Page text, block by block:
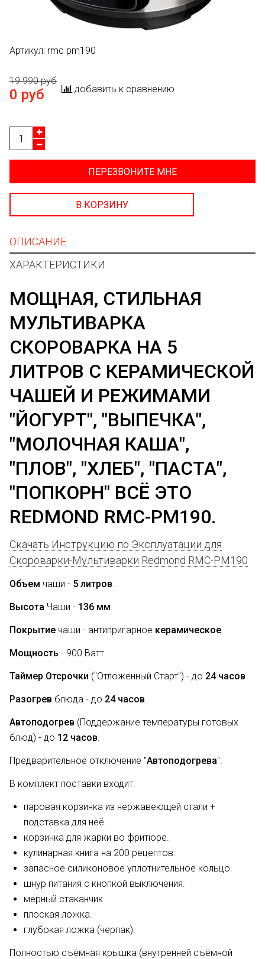
Артикул: rmc pm190
19 990 руб
0 руб добавить к сравнению
ПЕРЕЗВОНИТЕ МНЕ
В КОРЗИНУ
ОПИСАНИЕ
ХАРАКТЕРИСТИКИ
МОЩНАЯ, СТИЛЬНАЯ
МУЛЬТИВАРКА
СКОРОВАРКА НА 5
ЛИТРОВ С КЕРАМИЧЕСКОЙ
ЧАШЕЙ И РЕЖИМАМИ
"ЙОГУРТ", "ВЫПЕЧКА",
"МОЛОЧНАЯ КАША",
"ПЛОВ", "ХЛЕБ", "ПАСТА",
"ПОПКОРН" ВСЁ ЭТО
REDMOND RMC-PM190.
Скачать Инструкцию по Эксплуатации для
Скороварки-Мультиварки Redmond RMC-PM190
Объем чаши - 5 литров.
Высота Чаши - 136 мм.
Покрытие чаши - антипригарное керамическое.
Мощность - 900 Ватт.
Таймер Отсрочки ("Отложенный Старт") - до 24 часов.
Разогрев блюда - до 24 часов.
Автоподогрев (Поддержание температуры готовых
блюд) - до 12 часов.
Предварительное отключение "Автоподогрева".
В комплект поставки входит:
паровая корзинка из нержавеющей стали +
подставка для неё.
корзинка для жарки во фритюре.
кулинарная книга на 200 рецептов.
запасное силиконовое уплотнительное кольцо.
шнур питания с кнопкой выключения.
мерный стаканчик.
плоская ложка.
глубокая ложка (черпак).
Полностью съёмная крышка (внутренней съёмной